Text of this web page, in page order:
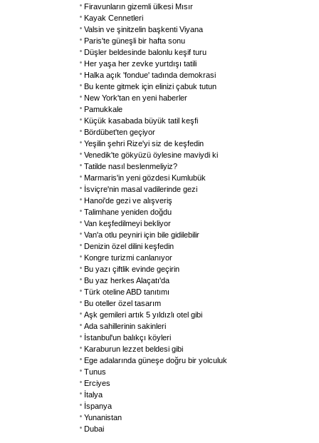
Firavunların gizemli ülkesi Mısır
Kayak Cennetleri
Valsin ve şinitzelin başkenti Viyana
Paris'te güneşli bir hafta sonu
Düşler beldesinde balonlu keşif turu
Her yaşa her zevke yurtdışı tatili
Halka açık 'fondue' tadında demokrasi
Bu kente gitmek için elinizi çabuk tutun
New York'tan en yeni haberler
Pamukkale
Küçük kasabada büyük tatil keşfi
Bördübet'ten geçiyor
Yeşilin şehri Rize'yi siz de keşfedin
Venedik'te gökyüzü öylesine maviydi ki
Tatilde nasıl beslenmeliyiz?
Marmaris'in yeni gözdesi Kumlubük
İsviçre'nin masal vadilerinde gezi
Hanoi'de gezi ve alışveriş
Talimhane yeniden doğdu
Van keşfedilmeyi bekliyor
Van'a otlu peyniri için bile gidilebilir
Denizin özel dilini keşfedin
Kongre turizmi canlanıyor
Bu yazı çiftlik evinde geçirin
Bu yaz herkes Alaçatı'da
Türk oteline ABD tanıtımı
Bu oteller özel tasarım
Aşk gemileri artık 5 yıldızlı otel gibi
Ada sahillerinin sakinleri
İstanbul'un balıkçı köyleri
Karaburun lezzet beldesi gibi
Ege adalarında güneşe doğru bir yolculuk
Tunus
Erciyes
İtalya
İspanya
Yunanistan
Dubai